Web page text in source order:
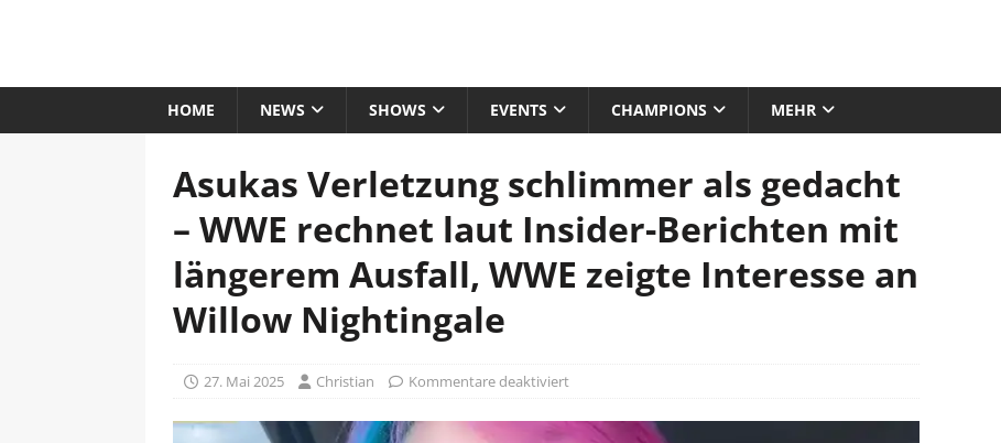
HOME NEWS SHOWS EVENTS CHAMPIONS MEHR
Asukas Verletzung schlimmer als gedacht
– WWE rechnet laut Insider-Berichten mit
längerem Ausfall, WWE zeigte Interesse an
Willow Nightingale
27. Mai 2025 Christian Kommentare deaktiviert